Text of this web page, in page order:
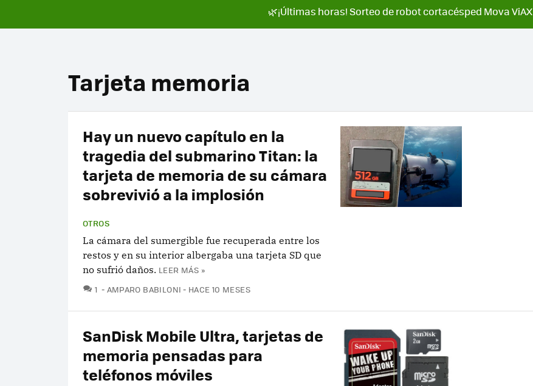
🌿¡Últimas horas! Sorteo de robot cortacésped Mova ViAX
Tarjeta memoria
Hay un nuevo capítulo en la
tragedia del submarino Titan: la
tarjeta de memoria de su cámara
sobrevivió a la implosión
OTROS
La cámara del sumergible fue recuperada entre los
restos y en su interior albergaba una tarjeta SD que
no sufrió daños. LEER MÁS »
1 COMENTARIOS
AMPARO BABILONI HACE 10 MESES
SanDisk Mobile Ultra, tarjetas de
memoria pensadas para
teléfonos móviles